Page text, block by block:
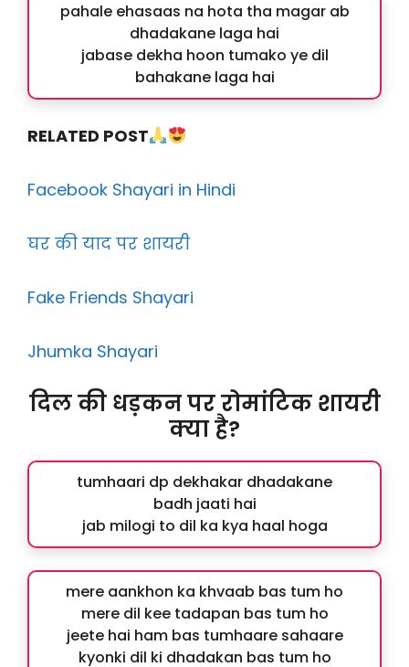
pahale ehasaas na hota tha magar ab
dhadakane laga hai
jabase dekha hoon tumako ye dil
bahakane laga hai
RELATED POST
Facebook Shayari in Hindi
घर की याद पर शायरी
Fake Friends Shayari
Jhumka Shayari
दिल की धड़कन पर रोमांटिक शायरी
क्या है?
tumhaari dp dekhakar dhadakane
badh jaati hai
jab milogi to dil ka kya haal hoga
mere aankhon ka khvaab bas tum ho
mere dil kee tadapan bas tum ho
jeete hai ham bas tumhaare sahaare
kyonki dil ki dhadakan bas tum ho